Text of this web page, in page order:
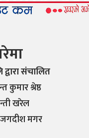
संचालित
कुमार श्रेष्ठ
खरेल
जगदीश मगर